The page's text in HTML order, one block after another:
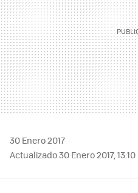
30 Enero 2017
Actualizado 30 Enero 2017, 13:10